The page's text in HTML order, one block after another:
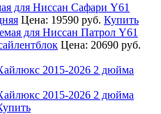
для Ниссан Сафари Y61
Цена: 19590 руб. Купить
для Ниссан Патрол Y61
Цена: 20690 руб.
2015-2026 2 дюйма
2015-2026 2 дюйма